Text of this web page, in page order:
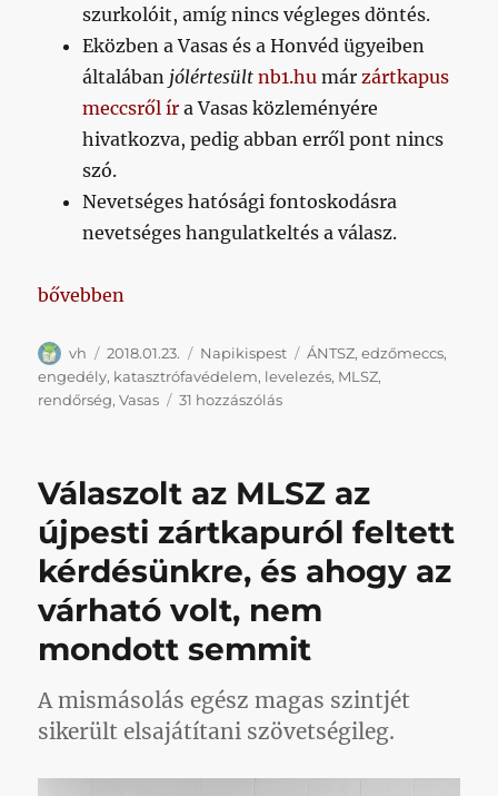
szurkolóit, amíg nincs végleges döntés.
Eközben a Vasas és a Honvéd ügyeiben
általában jólértesült nb1.hu már zártkapus
meccsről ír a Vasas közleményére
hivatkozva, pedig abban erről pont nincs
szó.
Nevetséges hatósági fontoskodásra
nevetséges hangulatkeltés a válasz.
„Napikispest 2018.01.23.”
bővebben
Szerző
vh Közzétéve
2018.01.23. Kategória
Napikispest Címke
ÁNTSZ,edzőmeccs,
engedély, katasztrófavédelem, levelezés, MLSZ,
rendőrség,Vasas 31 hozzászólásNapikispest
Válaszolt az MLSZ az
újpesti zártkapuról feltett
kérdésünkre, és ahogy az
várható volt, nem
mondott semmit
A mismásolás egész magas szintjét
sikerült elsajátítani szövetségileg.